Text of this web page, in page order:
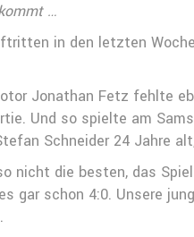
…
in den letzten
Jonathan Fetz fehlte
Und so spielte am
Schneider 24 Jahre
nicht die besten, das
gar schon 4:0. Unsere